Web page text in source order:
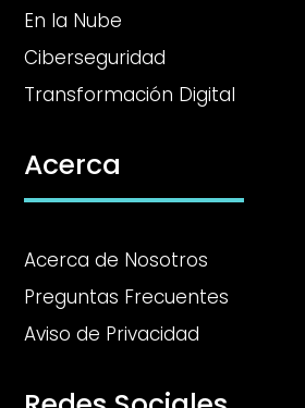
En la Nube
Ciberseguridad
Transformación Digital
Acerca
Acerca de Nosotros
Preguntas Frecuentes
Aviso de Privacidad